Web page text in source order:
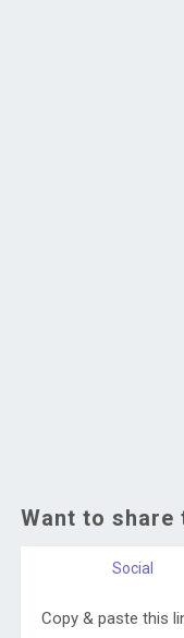
Want to share
Social
Copy & paste this